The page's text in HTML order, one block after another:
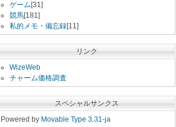
ゲーム [31]
競馬[181]
私的メモ・備忘録[11]
リンク
WizeWeb
チャーム価格調査
スペシャルサンクス
Powered by Movable Type 3.31-ja